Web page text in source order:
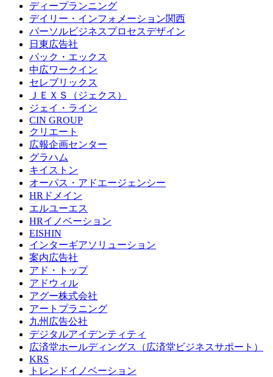
ディープランニング
デイリー・インフォメーション関西
パーソルビジネスプロセスデザイン
日東広告社
パック・エックス
中広ワークイン
セレブリックス
ＪＥＸＳ（ジェクス）
ジェイ・ライン
CIN GROUP
クリエート
広報企画センター
グラハム
キイストン
オーパス・アドエージェンシー
HRドメイン
エルユーエス
HRイノベーション
EISHIN
インターギアソリューション
案内広告社
アド・トップ
アドウィル
アグー株式会社
アートプラニング
九州広告公社
デジタルアイデンティティ
広済堂ホールディングス（広済堂ビジネスサポート）
KRS
トレンドイノベーション